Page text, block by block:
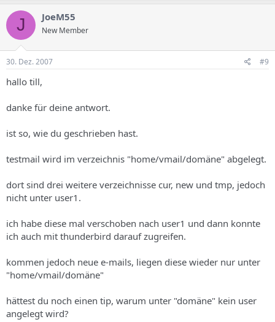
J JoeM55
New Member
30. Dez. 2007 #9
hallo till,
danke für deine antwort.
ist so, wie du geschrieben hast.
testmail wird im verzeichnis "home/vmail/domäne" abgelegt.
dort sind drei weitere verzeichnisse cur, new und tmp, jedoch
nicht unter user1.
ich habe diese mal verschoben nach user1 und dann konnte
ich auch mit thunderbird darauf zugreifen.
kommen jedoch neue e-mails, liegen diese wieder nur unter
"home/vmail/domäne"
hättest du noch einen tip, warum unter "domäne" kein user
angelegt wird?